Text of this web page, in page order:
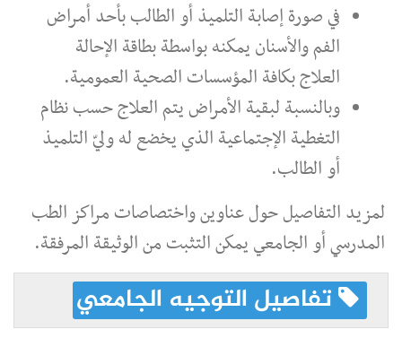
في صورة إصابة التلميذ أو الطالب بأحد أمراض
الفم والأسنان يمكنه بواسطة بطاقة الإحالة
العلاج بكافة المؤسسات الصحية العمومية.
وبالنسبة لبقية الأمراض يتم العلاج حسب نظام
التغطية الإجتماعية الذي يخضع له وليّ التلميذ
أو الطالب.
لمزيد التفاصيل حول عناوين واختصاصات مراكز الطب
المدرسي أو الجامعي يمكن التثبت من الوثيقة المرفقة.
تفاصيل التوجيه الجامعي